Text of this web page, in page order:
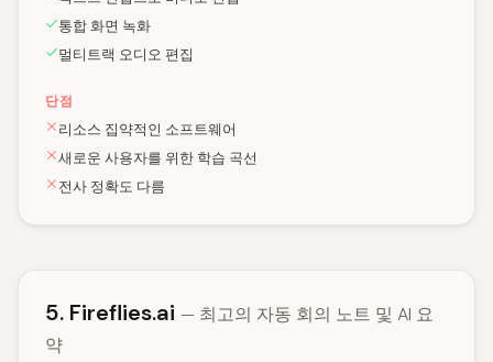
통합 화면 녹화
멀티트랙 오디오 편집
단점
리소스 집약적인 소프트웨어
새로운 사용자를 위한 학습 곡선
전사 정확도 다름
5. Fireflies.ai — 최고의 자동 회의 노트 및 AI 요
약